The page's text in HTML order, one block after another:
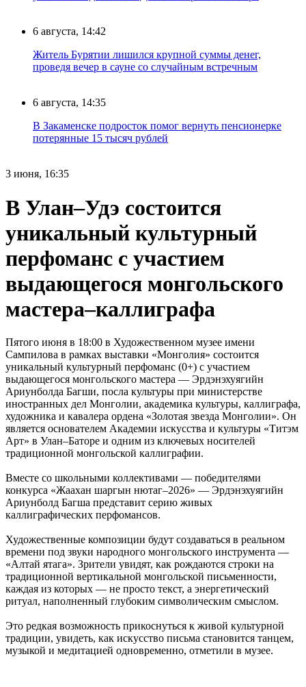
6 августа, 14:42
Житель Бурятии лишился крупной суммы денег,
проведя вечер в сауне со случайным встречным
6 августа, 14:35
В Закаменске подросток помог вернуть пенсионерке
потерянные 15 тысяч рублей
3 июня, 16:35
В Улан–Удэ состоится
уникальный культурный
перфоманс с участием
выдающегося монгольского
мастера–каллиграфа
Пятого июня в 18:00 в Художественном музее имени
Сампилова в рамках выставки «Монголия» состоится
уникальный культурный перфоманс (0+) с участием
выдающегося монгольского мастера — Эрдэнэхуягийн
Ариунболда Багши, посла культуры при министерстве
иностранных дел Монголии, академика культуры, каллиграфа,
художника и кавалера ордена «Золотая звезда Монголии». Он
является основателем Академии искусства и культуры «Титэм
Арт» в Улан–Баторе и одним из ключевых носителей
традиционной монгольской каллиграфии.
Вместе со школьными коллективами — победителями
конкурса «Жаахан шаргын нютаг–2026» — Эрдэнэхуягийн
Ариунболд Багша представит серию живых
каллиграфических перфомансов.
Художественные композиции будут создаваться в реальном
времени под звуки народного монгольского инструмента —
«Алтай ятага». Зрители увидят, как рождаются строки на
традиционной вертикальной монгольской письменности,
каждая из которых — не просто текст, а энергетический
ритуал, наполненный глубоким символическим смыслом.
Это редкая возможность прикоснуться к живой культурной
традиции, увидеть, как искусство письма становится танцем,
музыкой и медитацией одновременно, отметили в музее.